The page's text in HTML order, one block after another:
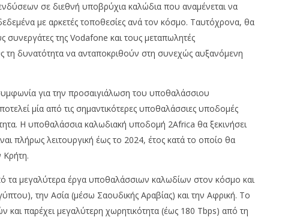
σε διεθνή υποβρύχια καλώδια που αναμένεται να
με αρκετές τοποθεσίες ανά τον κόσμο. Ταυτόχρονα, θα
συνεργάτες της Vodafone και τους μεταπωλητές
τη δυνατότητα να ανταποκριθούν στη συνεχώς αυξανόμενη
για την προσαιγιάλωση του υποθαλάσσιου
μία από τις σημαντικότερες υποθαλάσσιες υποδομές
Η υποθαλάσσια καλωδιακή υποδομή 2Africa θα ξεκινήσει
πλήρως λειτουργική έως το 2024, έτος κατά το οποίο θα
Κρήτη.
τα μεγαλύτερα έργα υποθαλάσσιων καλωδίων στον κόσμο και
την Ασία (μέσω Σαουδικής Αραβίας) και την Αφρική. Το
και παρέχει μεγαλύτερη χωρητικότητα (έως 180 Tbps) από τη